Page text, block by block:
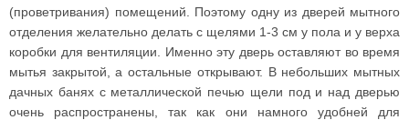
(проветривания) помещений. Поэтому одну из дверей мытного
отделения желательно делать с щелями 1-3 см у пола и у верха
коробки для вентиляции. Именно эту дверь оставляют во время
мытья закрытой, а остальные открывают. В небольших мытных
дачных банях с металлической печью щели под и над дверью
очень распространены, так как они намного удобней для